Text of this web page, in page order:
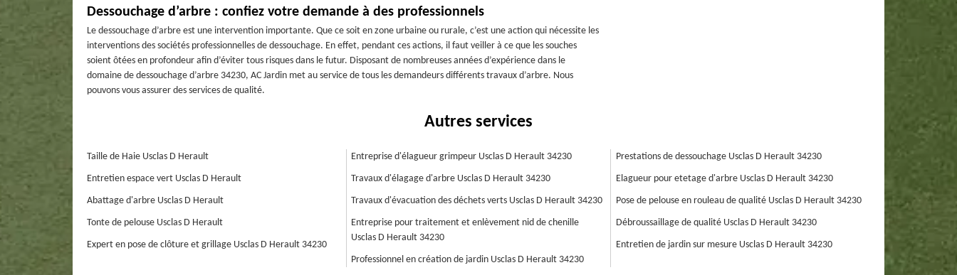
Dessouchage d’arbre : confiez votre demande à des professionnels
Le dessouchage d’arbre est une intervention importante. Que ce soit en zone urbaine ou rurale, c’est une action qui nécessite les
interventions des sociétés professionnelles de dessouchage. En effet, pendant ces actions, il faut veiller à ce que les souches
soient ôtées en profondeur afin d’éviter tous risques dans le futur. Disposant de nombreuses années d’expérience dans le
domaine de dessouchage d’arbre 34230, AC Jardin met au service de tous les demandeurs différents travaux d’arbre. Nous
pouvons vous assurer des services de qualité.
Autres services
Taille de Haie Usclas D Herault
Entretien espace vert Usclas D Herault
Abattage d'arbre Usclas D Herault
Tonte de pelouse Usclas D Herault
Expert en pose de clôture et grillage Usclas D Herault 34230
Entreprise d'élagueur grimpeur Usclas D Herault 34230
Travaux d'élagage d'arbre Usclas D Herault 34230
Travaux d'évacuation des déchets verts Usclas D Herault 34230
Entreprise pour traitement et enlèvement nid de chenille
Usclas D Herault 34230
Professionnel en création de jardin Usclas D Herault 34230
Prestations de dessouchage Usclas D Herault 34230
Elagueur pour etetage d'arbre Usclas D Herault 34230
Pose de pelouse en rouleau de qualité Usclas D Herault 34230
Débroussaillage de qualité Usclas D Herault 34230
Entretien de jardin sur mesure Usclas D Herault 34230